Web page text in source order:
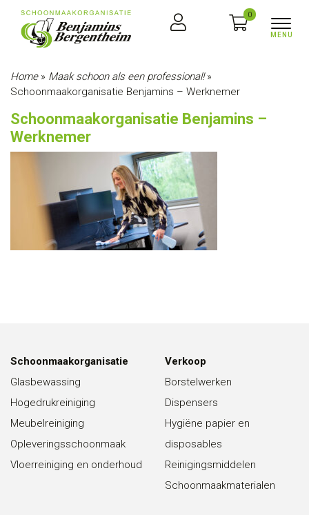
0
Home» Maak schoon als een professional!»
Schoonmaakorganisatie Benjamins – Werknemer
Schoonmaakorganisatie Benjamins –
Werknemer
Schoonmaakorganisatie
Glasbewassing
Hogedrukreiniging
Meubelreiniging
Opleveringsschoonmaak
Vloerreiniging en onderhoud
Verkoop
Borstelwerken
Dispensers
Hygiëne papier en
disposables
Reinigingsmiddelen
Schoonmaakmaterialen